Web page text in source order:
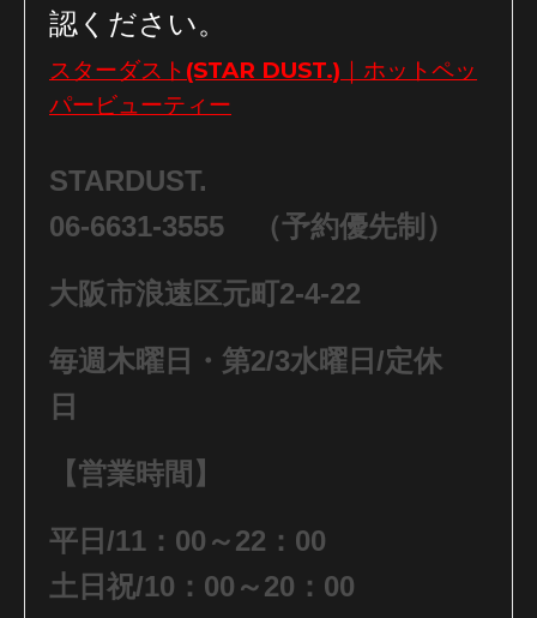
認ください。
スターダスト(STAR DUST.)｜ホットペッ
パービューティー
STARDUST.
06-6631-3555 （予約優先制）
大阪市浪速区元町2-4-22
毎週木曜日・第2/3水曜日/定休
日
【営業時間】
平日/11：00～22：00
土日祝/10：00～20：00